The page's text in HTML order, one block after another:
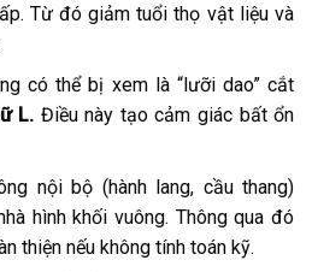
Từ đó giảm tuổi thọ vật liệu và
có thể bị xem là “lưỡi dao” cắt
L. Điều này tạo cảm giác bất ổn
nội bộ (hành lang, cầu thang)
hình khối vuông. Thông qua đó
thiện nếu không tính toán kỹ.